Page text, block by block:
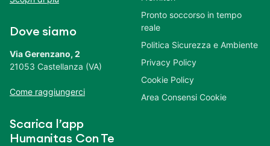
Dove siamo
Via Gerenzano, 2
21053 Castellanza (VA)
Come raggiungerci
Scarica l’app
Humanitas Con Te
Pronto soccorso in tempo
reale
Politica Sicurezza e Ambiente
Privacy Policy
Cookie Policy
Area Consensi Cookie